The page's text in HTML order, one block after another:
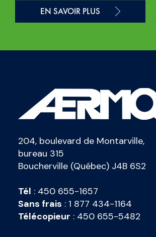
EN SAVOIR PLUS
204, boulevard de Montarville,
bureau 315
Boucherville (Québec) J4B 6S2
Tél : 450 655-1657
Sans frais : 1 877 434-1164
Télécopieur : 450 655-5482